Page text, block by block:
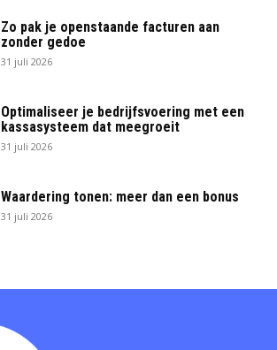
Zo pak je openstaande facturen aan
zonder gedoe
31 juli 2026
Optimaliseer je bedrijfsvoering met een
kassasysteem dat meegroeit
31 juli 2026
Waardering tonen: meer dan een bonus
31 juli 2026